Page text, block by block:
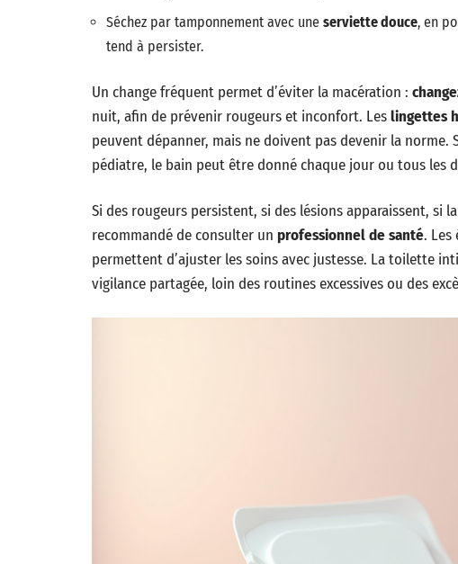
Séchez par tamponnement avec une serviette douce, en
tend à persister.
Un change fréquent permet d’éviter la macération :
nuit, afin de prévenir rougeurs et inconfort. Leslingettes
peuvent dépanner, mais ne doivent pas devenir la norme.
pédiatre, le bain peut être donné chaque jour ou tous les
Si des rougeurs persistent, si des lésions apparaissent,
recommandé de consulter un professionnel de santé. Les
permettent d’ajuster les soins avec justesse. La toilette
vigilance partagée, loin des routines excessives ou des